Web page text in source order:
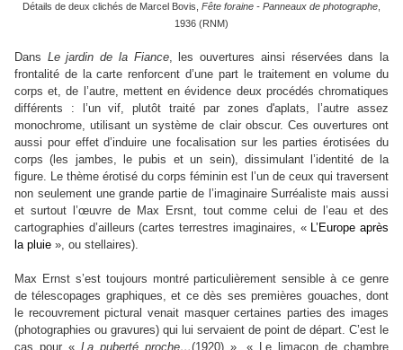
Détails de deux clichés de Marcel Bovis, Fête foraine - Panneaux de photographe
1936 (RNM)
Dans Le jardin de la Fiance, les ouvertures ainsi réservées dans la
frontalité de la carte renforcent d’une part le traitement en volume du
corps et, de l’autre, mettent en évidence deux procédés chromatiques
différents : l’un vif, plutôt traité par zones d'aplats, l’autre assez
monochrome, utilisant un système de clair obscur. Ces ouvertures ont
aussi pour effet d’induire une focalisation sur les parties érotisées du
corps (les jambes, le pubis et un sein), dissimulant l’identité de la
figure. Le thème érotisé du corps féminin est l’un de ceux qui traversent
non seulement une grande partie de l’imaginaire Surréaliste mais aussi
et surtout l’œuvre de Max Ersnt, tout comme celui de l’eau et des
cartographies d’ailleurs (cartes terrestres imaginaires, « L’Europe après
la pluie », ou stellaires).
Max Ernst s’est toujours montré particulièrement sensible à ce genre
de télescopages graphiques, et ce dès ses premières gouaches, dont
le recouvrement pictural venait masquer certaines parties des images
(photographies ou gravures) qui lui servaient de point de départ. C’est le
cas pour « La puberté proche…(1920) », « Le limaçon de chambre